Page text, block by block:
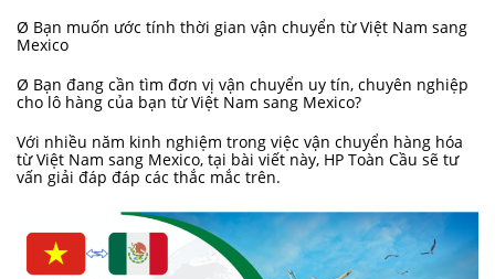
Ø Bạn muốn ước tính thời gian vận chuyển từ Việt Nam sang
Mexico
Ø Bạn đang cần tìm đơn vị vận chuyển uy tín, chuyên nghiệp
cho lô hàng của bạn từ Việt Nam sang Mexico?
Với nhiều năm kinh nghiệm trong việc vận chuyển hàng hóa
từ Việt Nam sang Mexico, tại bài viết này, HP Toàn Cầu sẽ tư
vấn giải đáp đáp các thắc mắc trên.